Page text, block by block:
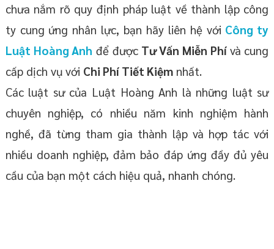
chưa nắm rõ quy định pháp luật về thành lập công
ty cung ứng nhân lực, bạn hãy liên hệ với Công ty
Luật Hoàng Anh để đượcTư Vấn Miễn Phí và cung
cấp dịch vụ với Chi Phí Tiết Kiệmnhất.
Các luật sư của Luật Hoàng Anh là những luật sư
chuyên nghiệp, có nhiều năm kinh nghiệm hành
nghề, đã từng tham gia thành lập và hợp tác với
nhiều doanh nghiệp, đảm bảo đáp ứng đầy đủ yêu
cầu của bạn một cách hiệu quả, nhanh chóng.